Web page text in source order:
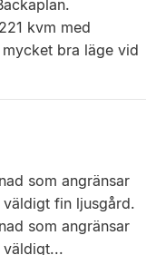
kvm med
bra läge vid
som angränsar
fin ljusgård.
som angränsar
väldigt...